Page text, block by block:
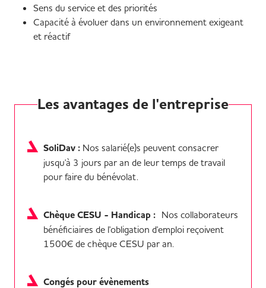
Sens du service et des priorités
Capacité à évoluer dans un environnement exigeant
et réactif
Les avantages de l'entreprise
SoliDav : Nos salarié(e)s peuvent consacrer
jusqu'à 3 jours par an de leur temps de travail
pour faire du bénévolat.
Chèque CESU - Handicap : Nos collaborateurs
bénéficiaires de l'obligation d'emploi reçoivent
1500€ de chèque CESU par an.
Congés pour évènements